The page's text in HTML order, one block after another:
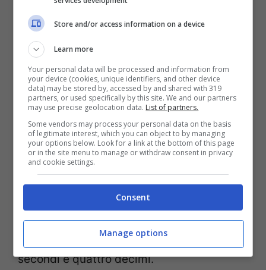
L’artista avrebbe messo le mani su una
splendidaFerrari Roma Convertibileche, a
quanto dice, è la prima unità con tettuccio
in tela consegnata in Italia dal 2019, anno
in cui la vettura è uscita sul mercato. La
Roma è una vettura formidabile dotata di
un motore da 8 cilindri a V con 620 cavalli,
potenza tradotta in una velocità massima
ferma a 100 chilometri orari ottenuto in tre
secondi e quattro decimi.
Store and/or access information on a device
Learn more
Your personal data will be processed and information from
your device (cookies, unique identifiers, and other device
data) may be stored by, accessed by and shared with 319
partners, or used specifically by this site. We and our partners
may use precise geolocation data. List of partners.
Some vendors may process your personal data on the basis
of legitimate interest, which you can object to by managing
your options below. Look for a link at the bottom of this page
or in the site menu to manage or withdraw consent in privacy
and cookie settings.
Consent
Manage options